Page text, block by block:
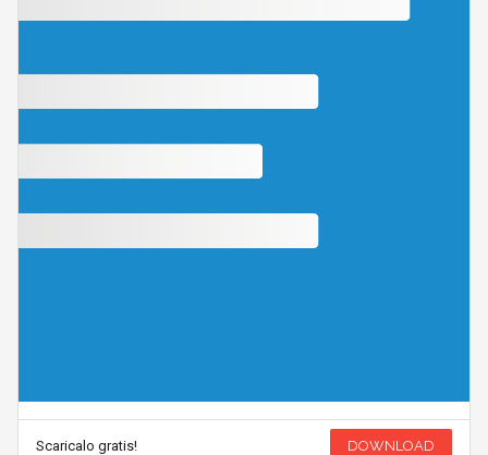
Scaricalo gratis! DOWNLOAD